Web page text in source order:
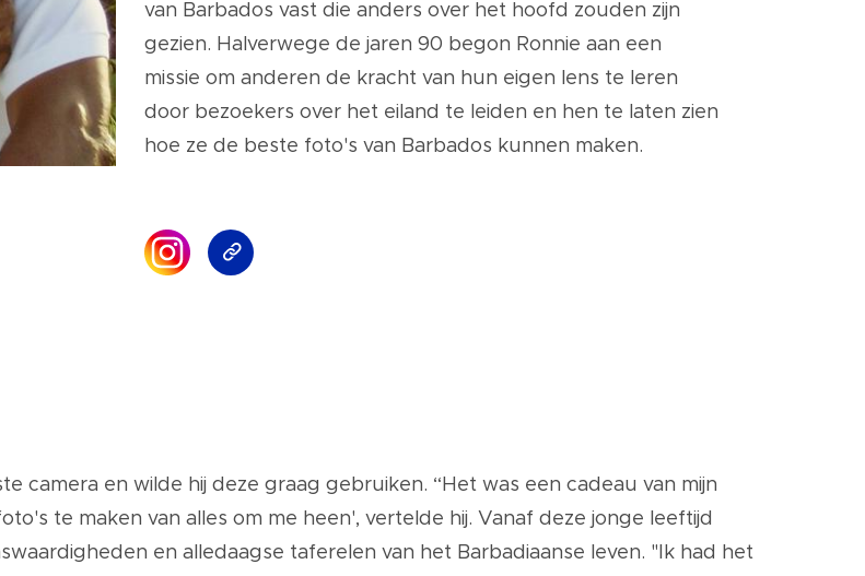
van Barbados vast die anders over het hoofd zouden zijn
gezien. Halverwege de jaren 90 begon Ronnie aan een
missie om anderen de kracht van hun eigen lens te leren
door bezoekers over het eiland te leiden en hen te laten zien
hoe ze de beste foto's van Barbados kunnen maken.
camera en wilde hij deze graag gebruiken. “Het was een cadeau van mijn
te maken van alles om me heen', vertelde hij. Vanaf deze jonge leeftijd
en alledaagse taferelen van het Barbadiaanse leven. "Ik had het